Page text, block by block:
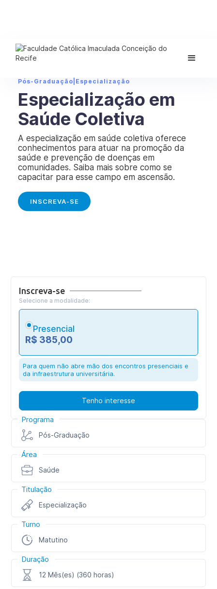
Pós-Graduação Especialização
Especialização em
Saúde Coletiva
A especialização em saúde coletiva oferece
conhecimentos para atuar na promoção da
saúde e prevenção de doenças em
comunidades. Saiba mais sobre como se
capacitar para esse campo em ascensão.
INSCREVA-SE
Programa
Pós-Graduação
Área
Saúde
Titulação
Especialização
Turno
Matutino
Duração
12 Mês(es) (360 horas)
Inscreva-se
Selecione a modalidade:
Presencial
R$ 385,00
Para quem não abre mão dos encontros presenciais e
da infraestrutura universitária.
Tenho interesse